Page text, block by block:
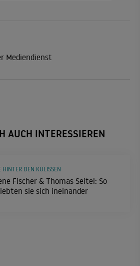
Mediendienst
AUCH INTERESSIEREN
Fischer & Thomas Seitel: So
sie sich ineinander
HINTER DEN KULISSEN